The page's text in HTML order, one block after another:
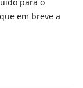
em breve a